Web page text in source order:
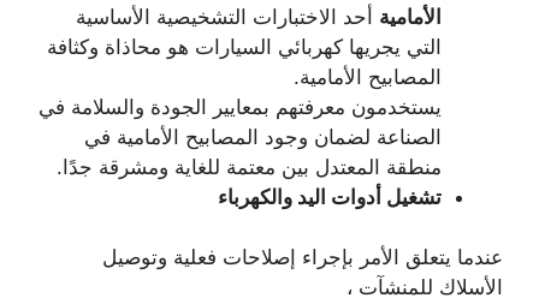
الأمامية أحد الاختبارات التشخيصية الأساسية
التي يجريها كهربائي السيارات هو محاذاة وكثافة
المصابيح الأمامية.
يستخدمون معرفتهم بمعايير الجودة والسلامة في
الصناعة لضمان وجود المصابيح الأمامية في
منطقة المعتدل بين معتمة للغاية ومشرقة جدًا.
تشغيل أدوات اليد والكهرباء
عندما يتعلق الأمر بإجراء إصلاحات فعلية وتوصيل
الأسلاك للمنشآت ،